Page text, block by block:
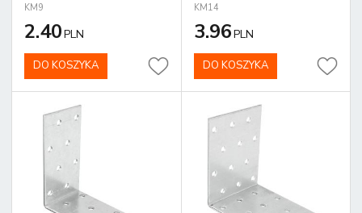
KM9
2.40PLN
DO KOSZYKA
KM14
3.96PLN
DO KOSZYKA